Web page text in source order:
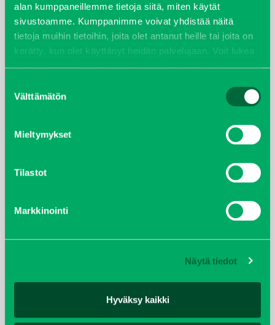
alan kumppaneillemme tietoja siitä, miten käytät
sivustoamme. Kumppanimme voivat yhdistää näitä
tietoja muihin tietoihin, joita olet antanut heille tai joita on
kerätty, kun olet käyttänyt heidän palvelujaan. Voit lukea
lisää evästeistä sekä muuttaa hyväksyntääsievästeet
valinta
Välttämätön
Mieltymykset
Tilastot
Markkinointi
Näytä tiedot
Hyväksy kaikki
huhtikuu 2022
helmikuu 2022
joulukuu 2021
lokakuu 2021
kesäkuu 2021
helmikuu 2019
elokuu 2018